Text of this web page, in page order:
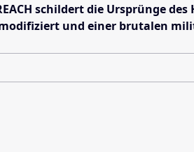
REACH schildert die Ursprünge
und einer brutalen